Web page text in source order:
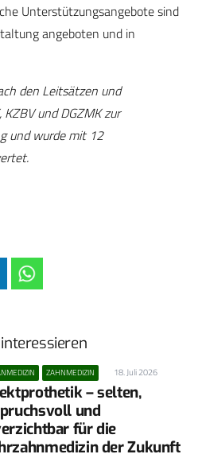
Unterstützungsangebote sind
angeboten und in
den Leitsätzen und
und DGZMK zur
und wurde mit 12
ZAHNMEDIZIN 18. Juli 2026
– selten,
und
für die
der Zukunft